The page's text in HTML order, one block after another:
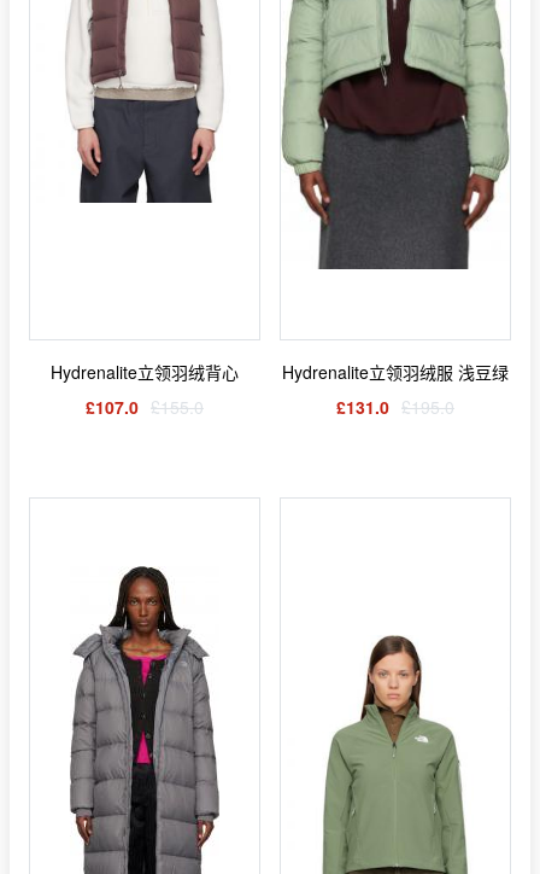
Hydrenalite立领羽绒背心
£107.0 £155.0
Hydrenalite立领羽绒服 浅豆绿
£131.0 £195.0